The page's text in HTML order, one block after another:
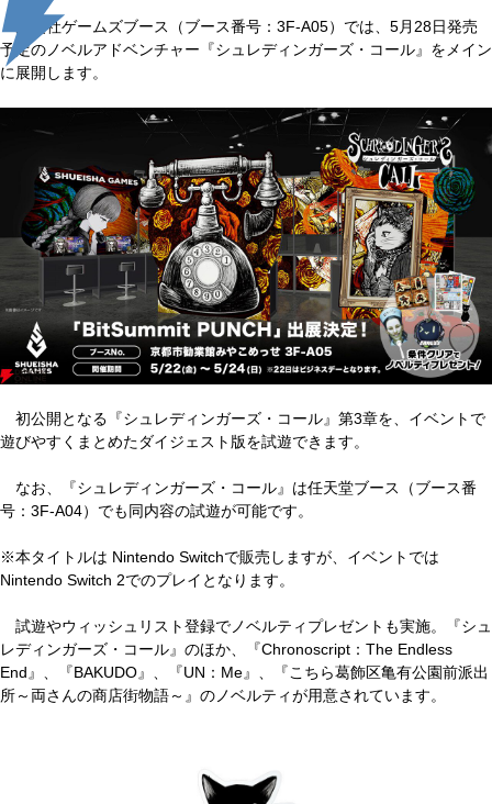
集英社ゲームズブース（ブース番号：3F-A05）では、5月28日発売
予定のノベルアドベンチャー『シュレディンガーズ・コール』をメイン
に展開します。
初公開となる『シュレディンガーズ・コール』第3章を、イベントで
遊びやすくまとめたダイジェスト版を試遊できます。
なお、『シュレディンガーズ・コール』は任天堂ブース（ブース番
号：3F-A04）でも同内容の試遊が可能です。
※本タイトルは Nintendo Switchで販売しますが、イベントでは
Nintendo Switch 2でのプレイとなります。
試遊やウィッシュリスト登録でノベルティプレゼントも実施。『シュ
レディンガーズ・コール』のほか、『Chronoscript：The Endless
End』、『BAKUDO』、『UN：Me』、『こちら葛飾区亀有公園前派出
所～両さんの商店街物語～』のノベルティが用意されています。